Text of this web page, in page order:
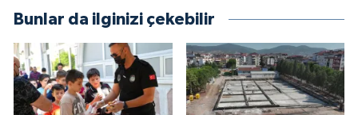
Bunlar da ilginizi çekebilir